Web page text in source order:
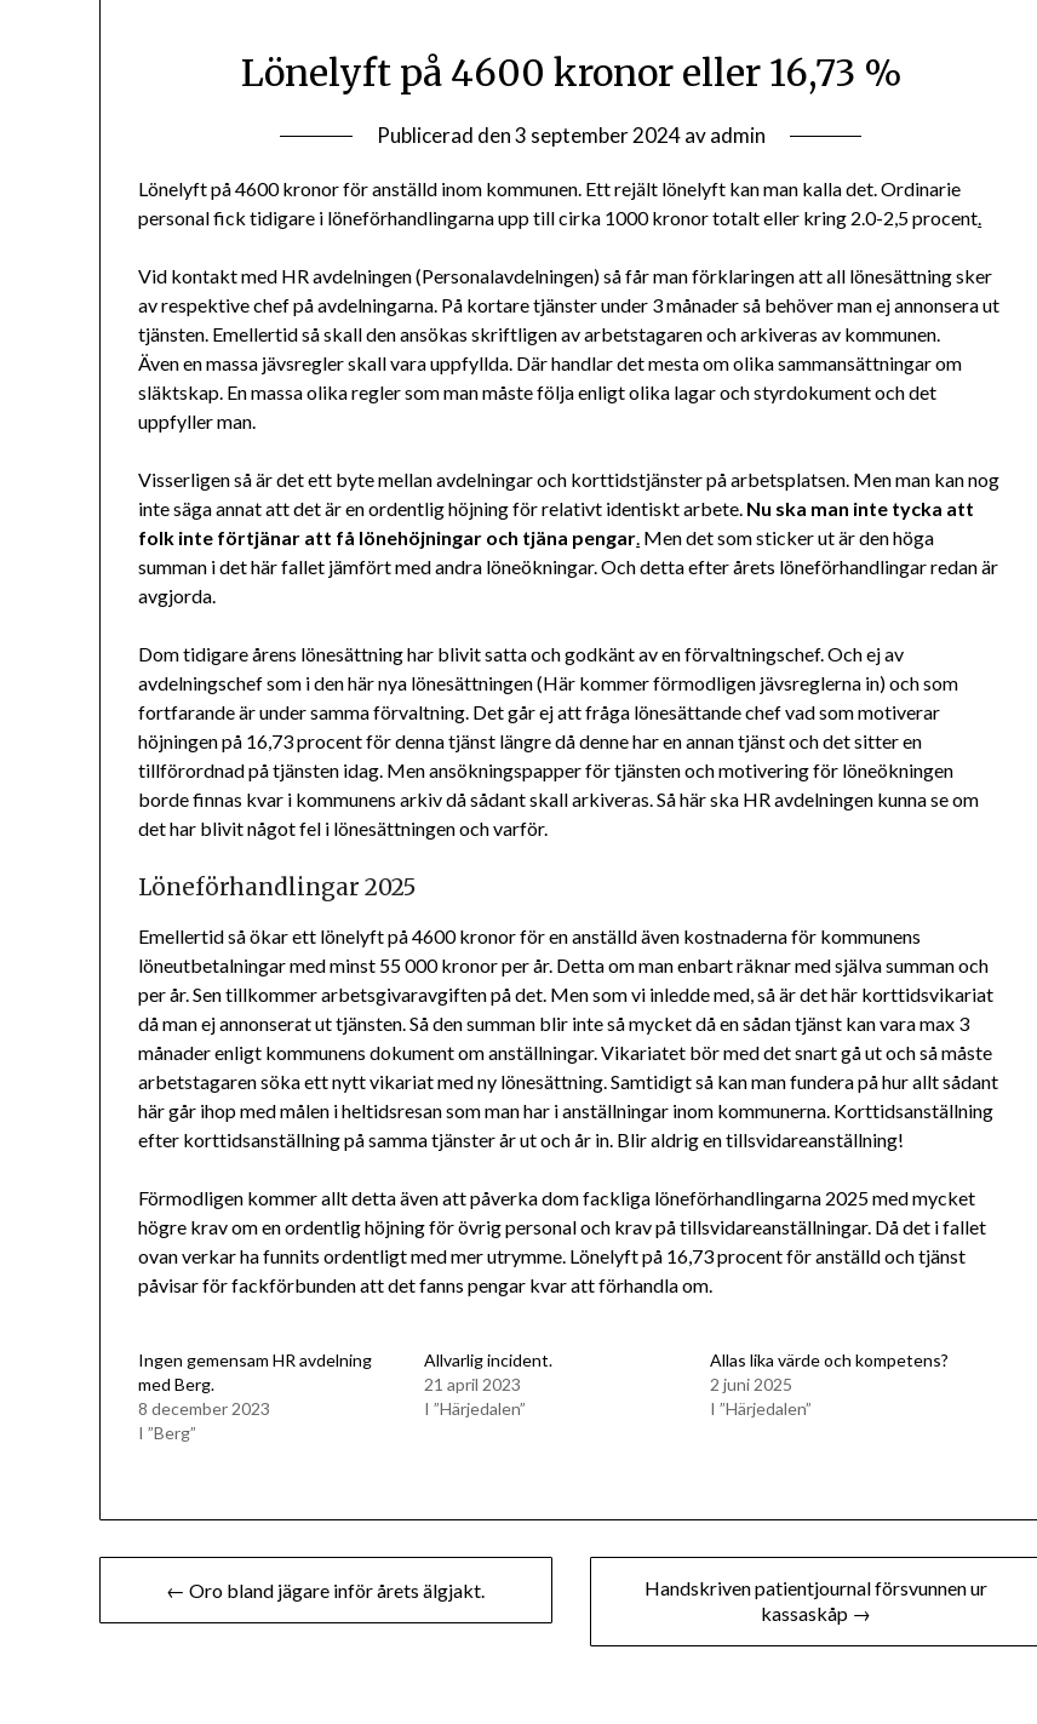
Lönelyft på 4600 kronor eller 16,73 %
Publicerad den3 september 2024avadmin
Lönelyft på 4600 kronor för anställd inom kommunen. Ett rejält lönelyft kan man kalla det. Ordinarie
personal fick tidigare i löneförhandlingarna upp till cirka 1000 kronor totalt eller kring 2.0-2,5 procent.
Vid kontakt med HR avdelningen (Personalavdelningen) så får man förklaringen att all lönesättning sker
av respektive chef på avdelningarna. På kortare tjänster under 3 månader så behöver man ej annonsera ut
tjänsten. Emellertid så skall den ansökas skriftligen av arbetstagaren och arkiveras av kommunen.
Även en massa jävsregler skall vara uppfyllda. Där handlar det mesta om olika sammansättningar om
släktskap. En massa olika regler som man måste följa enligt olika lagar och styrdokument och det
uppfyller man.
Visserligen så är det ett byte mellan avdelningar och korttidstjänster på arbetsplatsen. Men man kan nog
inte säga annat att det är en ordentlig höjning för relativt identiskt arbete. Nu ska man inte tycka att
folk inte förtjänar att få lönehöjningar och tjäna pengar. Men det som sticker ut är den höga
summan i det här fallet jämfört med andra löneökningar. Och detta efter årets löneförhandlingar redan är
avgjorda.
Dom tidigare årens lönesättning har blivit satta och godkänt av en förvaltningschef. Och ej av
avdelningschef som i den här nya lönesättningen (Här kommer förmodligen jävsreglerna in) och som
fortfarande är under samma förvaltning. Det går ej att fråga lönesättande chef vad som motiverar
höjningen på 16,73 procent för denna tjänst längre då denne har en annan tjänst och det sitter en
tillförordnad på tjänsten idag. Men ansökningspapper för tjänsten och motivering för löneökningen
borde finnas kvar i kommunens arkiv då sådant skall arkiveras. Så här ska HR avdelningen kunna se om
det har blivit något fel i lönesättningen och varför.
Löneförhandlingar 2025
Emellertid så ökar ett lönelyft på 4600 kronor för en anställd även kostnaderna för kommunens
löneutbetalningar med minst 55 000 kronor per år. Detta om man enbart räknar med själva summan och
per år. Sen tillkommer arbetsgivaravgiften på det. Men som vi inledde med, så är det här korttidsvikariat
då man ej annonserat ut tjänsten. Så den summan blir inte så mycket då en sådan tjänst kan vara max 3
månader enligt kommunens dokument om anställningar. Vikariatet bör med det snart gå ut och så måste
arbetstagaren söka ett nytt vikariat med ny lönesättning. Samtidigt så kan man fundera på hur allt sådant
här går ihop med målen i heltidsresan som man har i anställningar inom kommunerna. Korttidsanställning
efter korttidsanställning på samma tjänster år ut och år in. Blir aldrig en tillsvidareanställning!
Förmodligen kommer allt detta även att påverka dom fackliga löneförhandlingarna 2025 med mycket
högre krav om en ordentlig höjning för övrig personal och krav på tillsvidareanställningar. Då det i fallet
ovan verkar ha funnits ordentligt med mer utrymme. Lönelyft på 16,73 procent för anställd och tjänst
påvisar för fackförbunden att det fanns pengar kvar att förhandla om.
Ingen gemensam HR avdelning
med Berg.
8 december 2023
I ”Berg”
Allvarlig incident.
21 april 2023
I ”Härjedalen”
Allas lika värde och kompetens?
2 juni 2025
I ”Härjedalen”
Inläggsnavigering
← Oro bland jägare inför årets älgjakt.
Handskriven patientjournal försvunnen ur
kassaskåp →